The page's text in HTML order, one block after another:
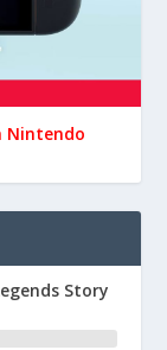
Nintendo
Story